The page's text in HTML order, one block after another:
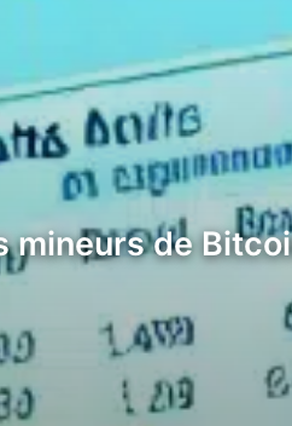
mineurs de